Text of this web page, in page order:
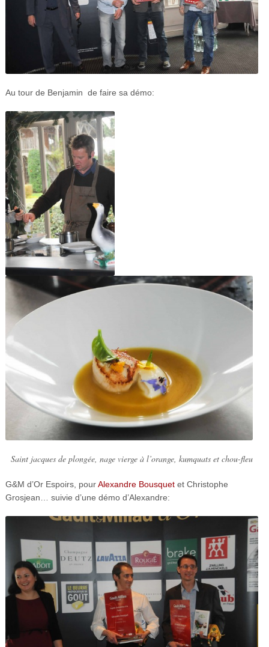
Au tour de Benjamin de faire sa démo:
Saint jacques de plongée, nage vierge à l’orange, kumquats et chou-fleu
G&M d’Or Espoirs, pourAlexandre Bousquetet Christophe
Grosjean… suivie d’une démo d’Alexandre: